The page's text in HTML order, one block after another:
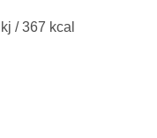
/ 367 kcal